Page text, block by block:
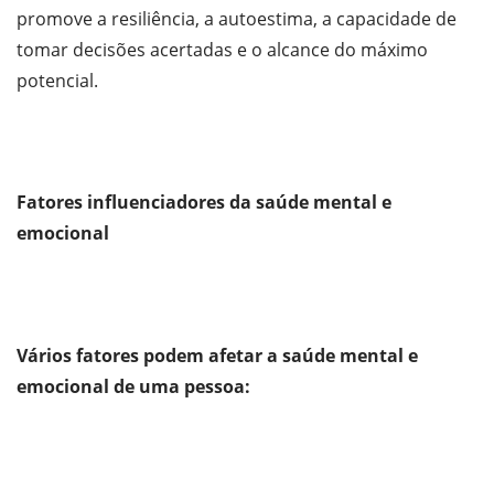
promove a resiliência, a autoestima, a capacidade de
tomar decisões acertadas e o alcance do máximo
potencial.
Fatores influenciadores da saúde mental e
emocional
Vários fatores podem afetar a saúde mental e
emocional de uma pessoa: